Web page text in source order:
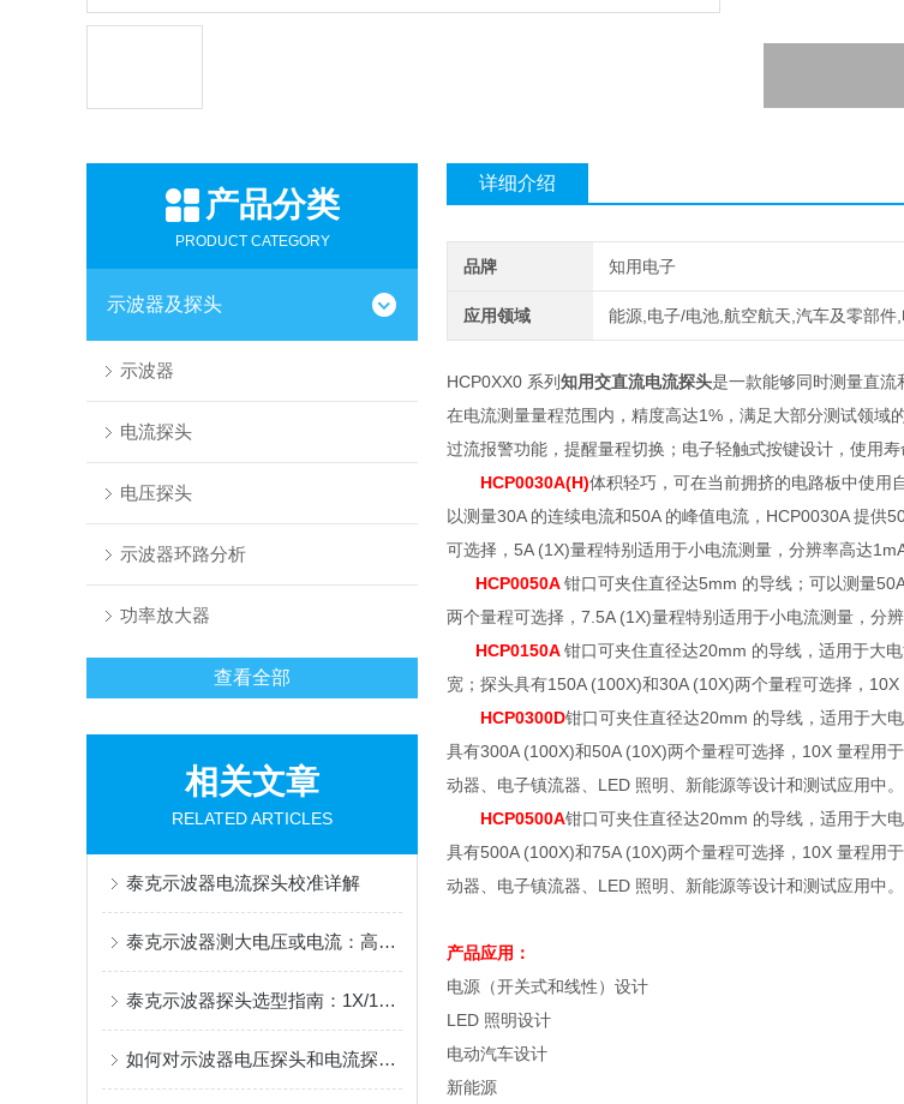
产品分类
PRODUCT CATEGORY
示波器及探头
示波器
电流探头
电压探头
示波器环路分析
功率放大器
查看全部
相关文章
RELATED ARTICLES
泰克示波器电流探头校准详解
泰克示波器测大电压或电流：高压差分探头与电流探头选配指南
泰克示波器探头选型指南：1X/10X、差分与电流探头的应用解析
如何对示波器电压探头和电流探头进行偏移校正？
详细介绍
品牌 知用电子
应用领域 能源,电子/电池,航空航天,汽车及零部件
HCP0XX0 系列知用交直流电流探头是一款能够同时测量直流
在电流测量量程范围内，精度高达1%，满足大部分测试领
过流报警功能，提醒量程切换；电子轻触式按键设计，使用
HCP0030A(H)体积轻巧，可在当前拥挤的电路板中使用
以测量30A 的连续电流和50A 的峰值电流， HCP0030A提供
可选择， 5A (1X)量程特别适用于小电流测量，分辨率高达
HCP0050A钳口可夹住直径达5mm 的导线；可以测量
两个量程可选择， 7.5A (1X)量程特别适用于小电流测量，分
HCP0150A钳口可夹住直径达20mm 的导线，适用于大
宽；探头具有150A (100X)和30A (10X)两个量程可选择， 10X
HCP0300D钳口可夹住直径达20mm 的导线，适用于大
具有300A (100X)和50A (10X)两个量程可选择， 10X 量程用
动器、电子镇流器、 LED 照明、新能源等设计和测试应用中。
HCP0500A钳口可夹住直径达20mm 的导线，适用于大
具有500A (100X)和75A (10X)两个量程可选择， 10X 量程用
动器、电子镇流器、 LED 照明、新能源等设计和测试应用中。
产品应用：
电源（开关式和线性）设计
LED 照明设计
电动汽车设计
新能源